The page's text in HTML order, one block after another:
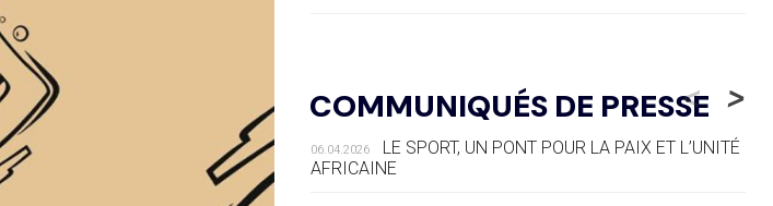
LE RÊVE DE VOIR LA LUGE ALPINE
AUX JO « N'EST PAS FINI »
05.08 — TIR À L'ARC
DES MONDIAUX À BRISBANE SUR LA
COMMUNIQUÉS DE PRESSE
<
06.04.2026
LE SPORT, UN PONT POUR LA PAIX ET L’UNITÉ
AFRICAINE
>